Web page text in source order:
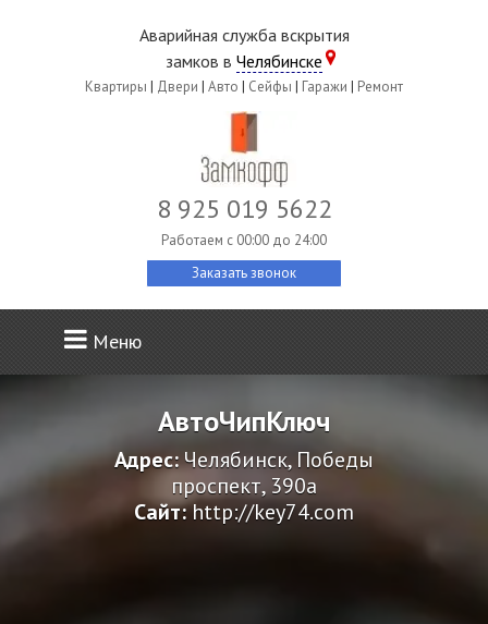
Аварийная служба вскрытия
замков в Челябинске
Квартиры | Двери | Авто | Сейфы | Гаражи | Ремонт
8 925 019 5622
Работаем c 00:00 до 24:00
Заказать звонок
Меню
АвтоЧипКлюч
Адрес:Челябинск, Победы
проспект, 390а
Сайт:http://key74.com